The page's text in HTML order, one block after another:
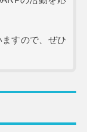
すので、ぜひ